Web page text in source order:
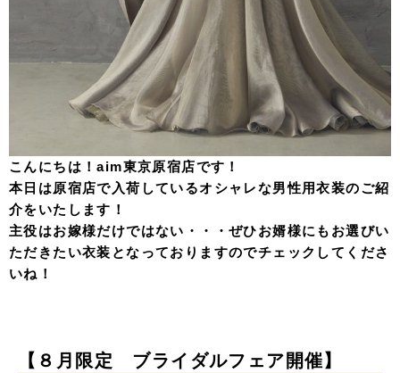
こんにちは！aim東京原宿店です！
本日は原宿店で入荷しているオシャレな男性用衣装のご紹
介をいたします！
主役はお嫁様だけではない・・・ぜひお婿様にもお選びい
ただきたい衣装となっておりますのでチェックしてくださ
いね！
【８月限定 ブライダルフェア開催】